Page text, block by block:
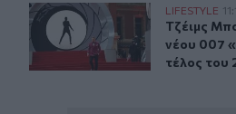
Τζέιμς Μποντ: Η ανακοίνωση
LIFESTYLE
Τζέιμς
Τζέιμς
νέου 007
τέλος του